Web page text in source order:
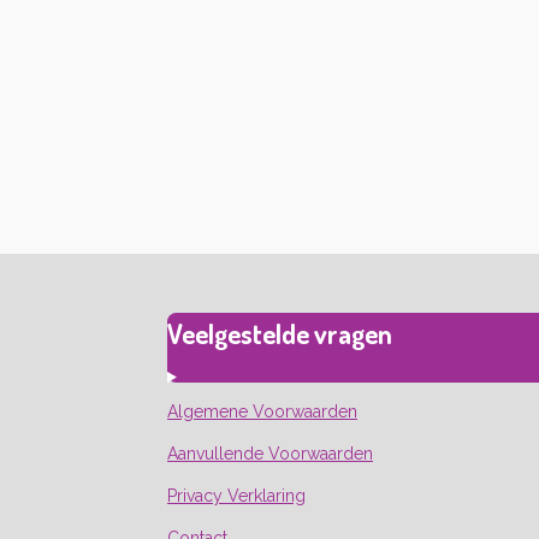
Veelgestelde vragen
Algemene Voorwaarden
Aanvullende Voorwaarden
Privacy Verklaring